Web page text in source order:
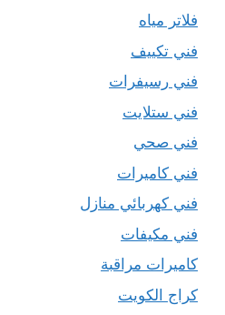
فلاتر مياه
فني تكييف
فني رسيفرات
فني ستلايت
فني صحي
فني كاميرات
فني كهربائي منازل
فني مكيفات
كاميرات مراقبة
كراج الكويت